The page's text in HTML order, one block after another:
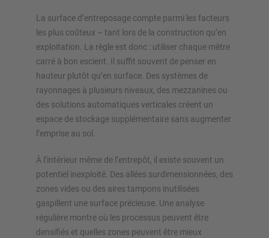
La surface d’entreposage compte parmi les facteurs
les plus coûteux – tant lors de la construction qu’en
exploitation. La règle est donc : utiliser chaque mètre
carré à bon escient. Il suffit souvent de penser en
hauteur plutôt qu’en surface. Des systèmes de
rayonnages à plusieurs niveaux, des mezzanines ou
des solutions automatiques verticales créent un
espace de stockage supplémentaire sans augmenter
l’emprise au sol.
À l’intérieur même de l’entrepôt, il existe souvent un
potentiel inexploité. Des allées surdimensionnées, des
zones vides ou des aires tampons inutilisées
gaspillent une surface précieuse. Une analyse
régulière montre où les processus peuvent être
densifiés et quelles zones peuvent être mieux